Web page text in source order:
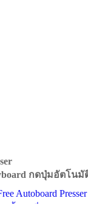
กดปุ่มอัตโนมั
Autoboard